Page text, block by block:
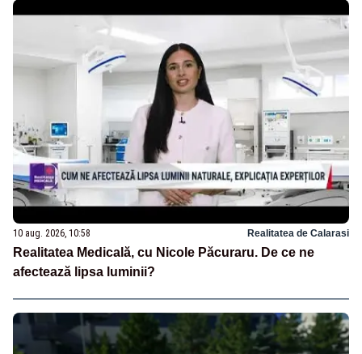
10 aug. 2026, 10:58 Realitatea de Calarasi
Realitatea Medicală, cu Nicole Păcuraru. De ce ne
afectează lipsa luminii?